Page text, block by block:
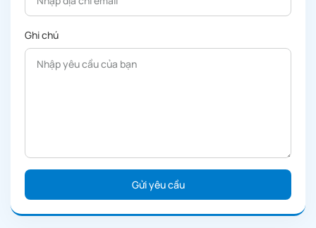
Ghi chú